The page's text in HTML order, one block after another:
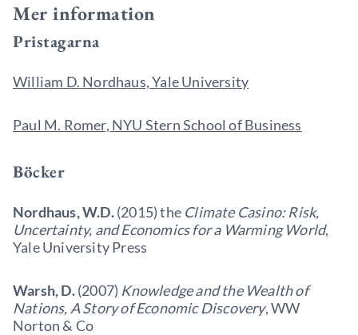
Mer information
Pristagarna
William D. Nordhaus, Yale University
Paul M. Romer, NYU Stern School of Business
Böcker
Nordhaus, W.D.(2015) the Climate Casino: Risk,
Uncertainty, and Economics for a Warming World,
Yale University Press
Warsh, D.(2007) Knowledge and the Wealth of
Nations, A Story of Economic Discovery, WW
Norton & Co